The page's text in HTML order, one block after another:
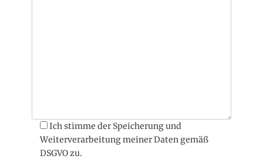
Ich stimme der Speicherung und
Weiterverarbeitung meiner Daten gemäß
DSGVO zu.